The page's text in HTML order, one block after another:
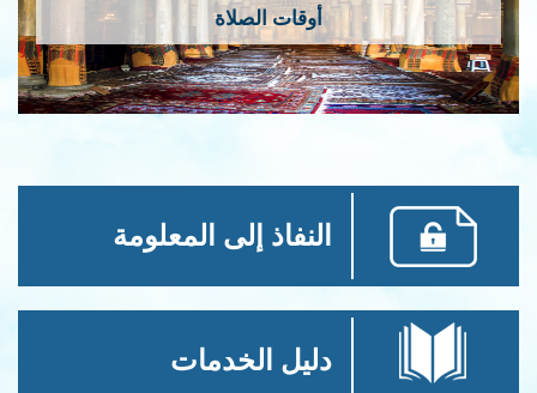
أوقات الصلاة
النفاذ إلى المعلومة
دليل الخدمات